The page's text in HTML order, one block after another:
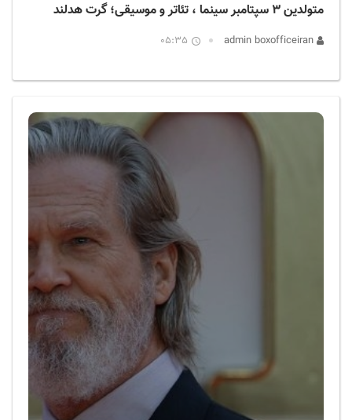
متولدین ۳ سپتامبر سینما ، تئاتر و موسیقی؛ گرت هدلند
05:35